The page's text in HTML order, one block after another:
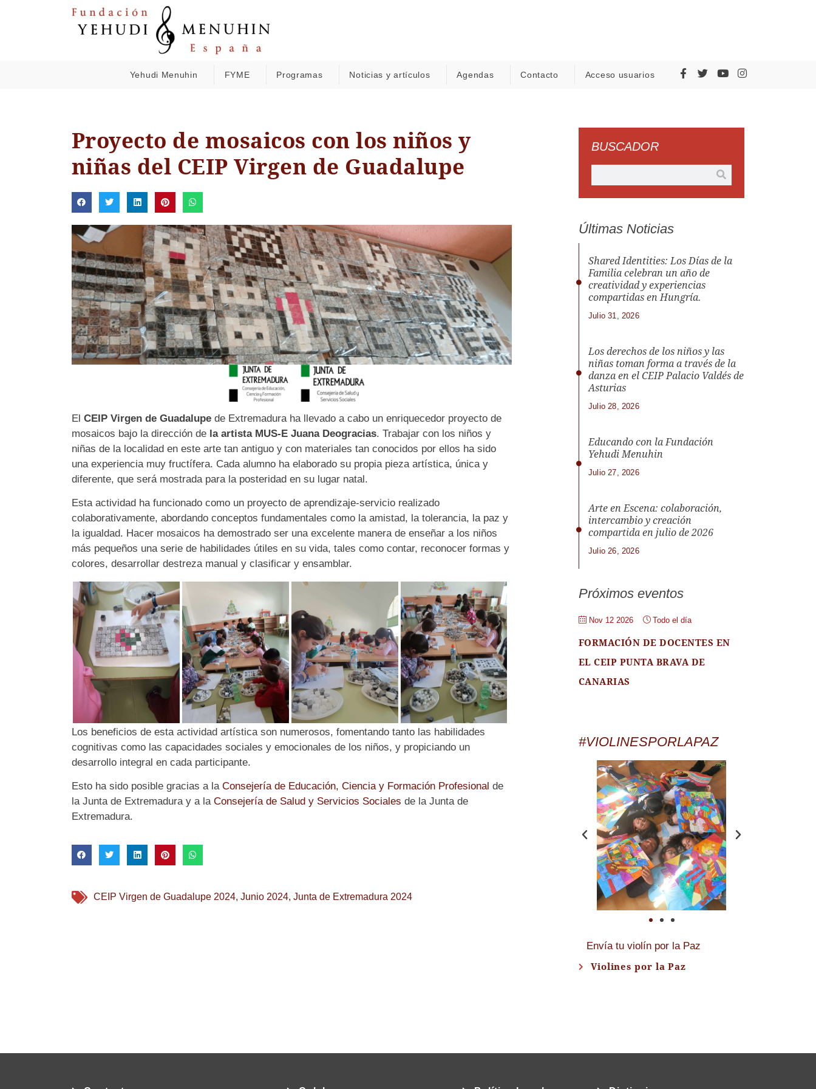
Yehudi Menuhin FYME Programas Noticias y artículos Agendas Contacto Acceso usuarios
Proyecto de mosaicos con los niños y
niñas del CEIP Virgen de Guadalupe
El CEIP Virgen de Guadalupede Extremadura ha llevado a cabo un enriquecedor proyecto de
mosaicos bajo la dirección de la artista MUS-E Juana Deogracias. Trabajar con los niños y
niñas de la localidad en este arte tan antiguo y con materiales tan conocidos por ellos ha sido
una experiencia muy fructífera. Cada alumno ha elaborado su propia pieza artística, única y
diferente, que será mostrada para la posteridad en su lugar natal.
Esta actividad ha funcionado como un proyecto de aprendizaje-servicio realizado
colaborativamente, abordando conceptos fundamentales como la amistad, la tolerancia, la paz y
la igualdad. Hacer mosaicos ha demostrado ser una excelente manera de enseñar a los niños
más pequeños una serie de habilidades útiles en su vida, tales como contar, reconocer formas y
colores, desarrollar destreza manual y clasificar y ensamblar.
Los beneficios de esta actividad artística son numerosos, fomentando tanto las habilidades
cognitivas como las capacidades sociales y emocionales de los niños, y propiciando un
desarrollo integral en cada participante.
Esto ha sido posible gracias a la Consejería de Educación, Ciencia y Formación Profesional de
la Junta de Extremadura y a la Consejería de Salud y Servicios Sociales de la Junta de
Extremadura.
CEIP Virgen de Guadalupe 2024, Junio 2024, Junta de Extremadura 2024
BUSCADOR
Últimas Noticias
Shared Identities: Los Días de la
Familia celebran un año de
creatividad y experiencias
compartidas en Hungría.
Julio 31, 2026
Los derechos de los niños y las
niñas toman forma a través de la
danza en el CEIP Palacio Valdés de
Asturias
Julio 28, 2026
Educando con la Fundación
Yehudi Menuhin
Julio 27, 2026
Arte en Escena: colaboración,
intercambio y creación
compartida en julio de 2026
Julio 26, 2026
Próximos eventos
Nov 12 2026 Todo el día
FORMACIÓN DE DOCENTES EN
EL CEIP PUNTA BRAVA DE
CANARIAS
#VIOLINESPORLAPAZ
Envía tu violín por la Paz
Violines por la Paz